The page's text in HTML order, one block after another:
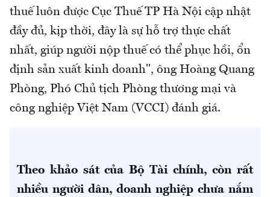
thuế luôn được Cục Thuế TP Hà Nội cập nhật
đầy đủ, kịp thời, đây là sự hỗ trợ thực chất
nhất, giúp người nộp thuế có thể phục hồi, ổn
định sản xuất kinh doanh", ông Hoàng Quang
Phòng, Phó Chủ tịch Phòng thương mại và
công nghiệp Việt Nam (VCCI) đánh giá.
Theo khảo sát của Bộ Tài chính, còn rất
nhiều người dân, doanh nghiệpchưa nắm